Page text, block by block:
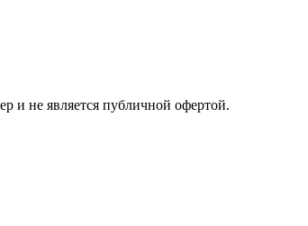
и не является публичной офертой.